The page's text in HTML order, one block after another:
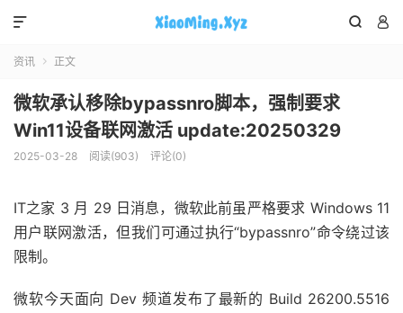
 

资讯  正文
微软承认移除bypassnro脚本，强制要求
Win11设备联网激活 update:20250329
2025-03-28 阅读(903) 评论(0)
IT之家 3 月 29 日消息，微软此前虽严格要求 Windows 11
用户联网激活，但我们可通过执行“bypassnro”命令绕过该
限制。
微软今天面向 Dev 频道发布了最新的 Build 26200.5516